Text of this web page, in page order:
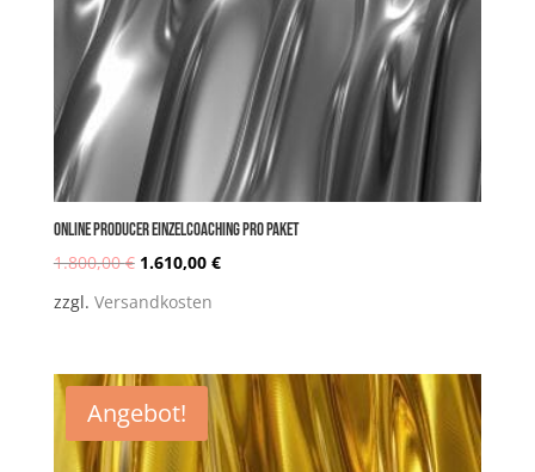
Online PRODUCER Einzelcoaching PRO Paket
1.800,00€ Ursprünglicher
Preis
war:
1.610,00 €Aktueller
Preis
ist:
zzgl. Versandkosten
Angebot!